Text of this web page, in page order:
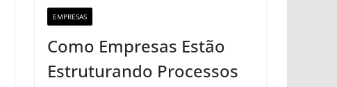
EMPRESAS
Como Empresas Estão
Estruturando Processos